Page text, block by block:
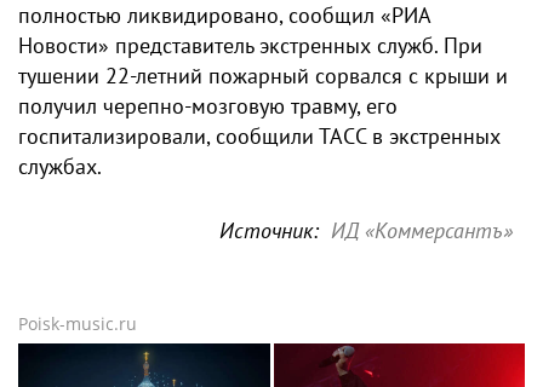
полностью ликвидировано, сообщил «РИА
Новости» представитель экстренных служб. При
тушении 22-летний пожарный сорвался с крыши и
получил черепно-мозговую травму, его
госпитализировали, сообщили ТАСС в экстренных
службах.
Источник: ИД «Коммерсантъ»
Poisk-music.ru